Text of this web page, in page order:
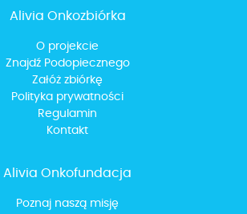
teraz walczę o swoje życie i o
pomocy i wielkim sercom uda mi się
przeciwnika na wiele, wiele lat… a
dobre. Za wszelkie wsparcie
w imieniu swoim i całej mojej
Od miesiąca przyjmuję
lekiem na układ
. Wdrożone terapie mają na
progresji choroby oraz
stabilizacji, a tak po ludzku:
Staram się zgromadzić środki
lekiem na układ
za wsparcie, Małgosia
Alivia Onkozbiórka
O projekcie
Znajdź Podopiecznego
Załóż zbiórkę
Polityka prywatności
Regulamin
Kontakt
Alivia Onkofundacja
Poznaj naszą misję